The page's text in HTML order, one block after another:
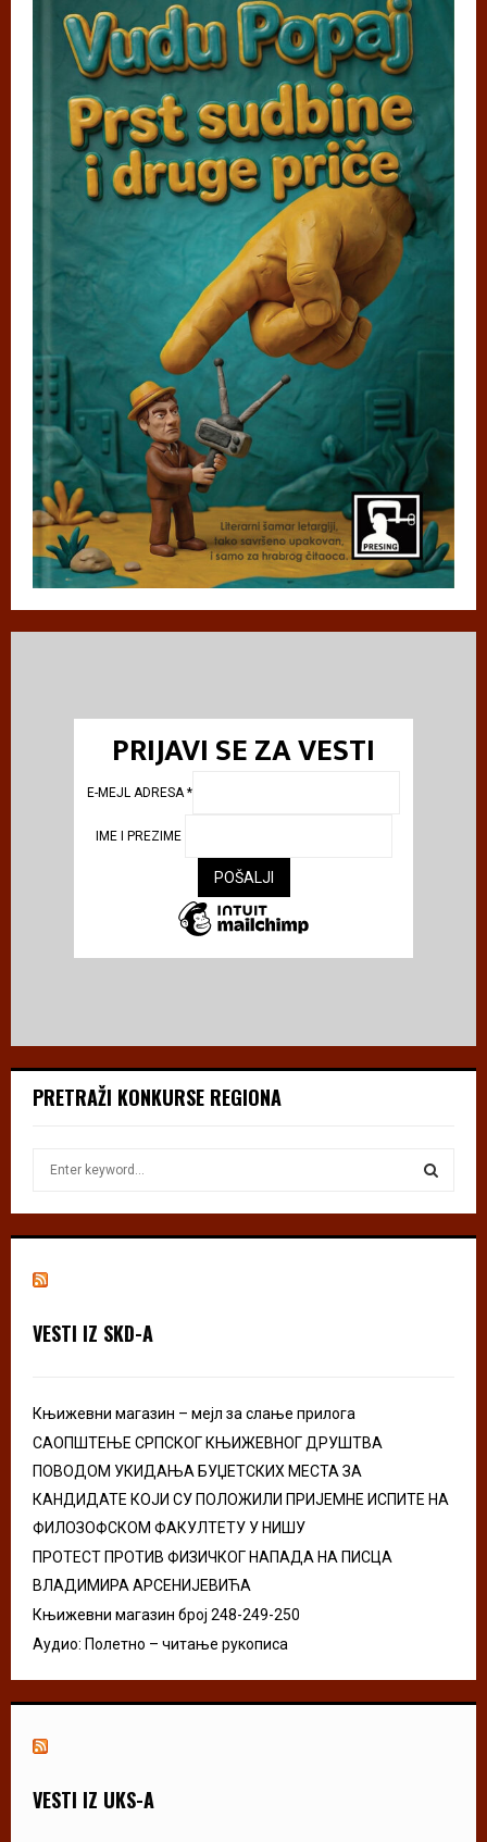
PRIJAVI SE ZA VESTI
E-MEJL ADRESA*
IME I PREZIME
PRETRAŽI KONKURSE REGIONA
h
r
S
VESTI IZ SKD-A
Књижевни магазин – мејл за слање прилога
САОПШТЕЊЕ СРПСКОГ КЊИЖЕВНОГ ДРУШТВА
ПОВОДОМ УКИДАЊА БУЏЕТСКИХ МЕСТА ЗА
КАНДИДАТЕ КОЈИ СУ ПОЛОЖИЛИ ПРИЈЕМНЕ ИСПИТЕ НА
ФИЛОЗОФСКОМ ФАКУЛТЕТУ У НИШУ
ПРОТЕСТ ПРОТИВ ФИЗИЧКОГ НАПАДА НА ПИСЦА
ВЛАДИМИРА АРСЕНИЈЕВИЋА
Књижевни магазин број 248-249-250
Аудио: Полетно – читање рукописа
VESTI IZ UKS-A